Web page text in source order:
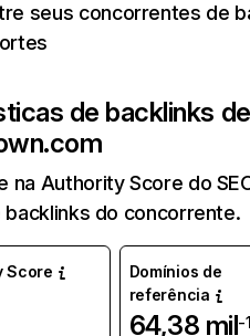
seus concorrentes de
de backlinks de
na Authority Score do
do concorrente.
Score
Domínios de
referência
64,38 mil-